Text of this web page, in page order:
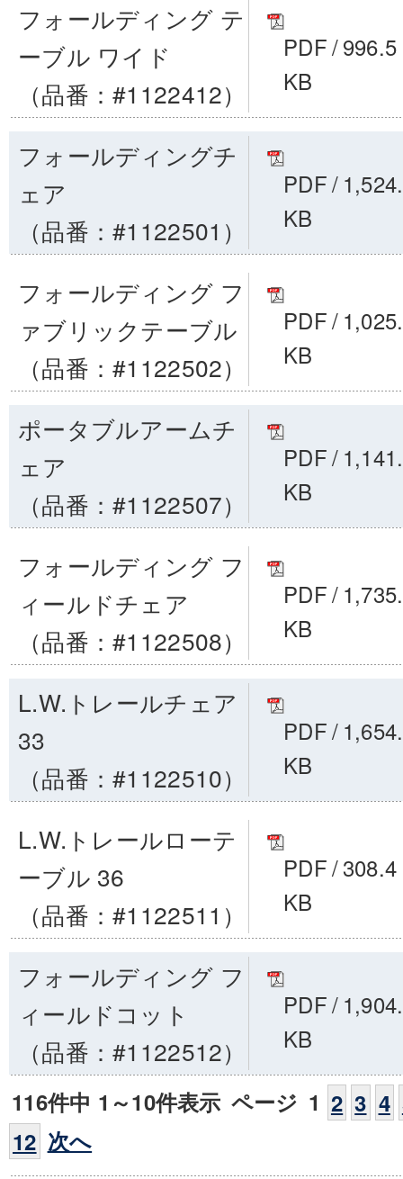
フォールディング テ
ーブル ワイド
（品番：#1122412）
PDF/996.5
KB
フォールディングチ
ェア
（品番：#1122501）
PDF/
KB
フォールディング フ
ァブリックテーブル
（品番：#1122502）
PDF/
KB
ポータブルアームチ
ェア
（品番：#1122507）
PDF/
KB
フォールディング フ
ィールドチェア
（品番：#1122508）
PDF/
KB
L.W.トレールチェア
33
（品番：#1122510）
PDF/
KB
L.W.トレールローテ
ーブル 36
（品番：#1122511）
PDF/308.4
KB
フォールディング フ
ィールドコット
（品番：#1122512）
PDF/
KB
116件中 1～10件表示 ページ 1 2 3 4
12 次へ